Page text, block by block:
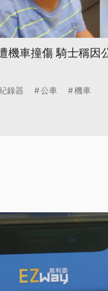
機車撞傷 騎士稱因
錄器 公車 機車